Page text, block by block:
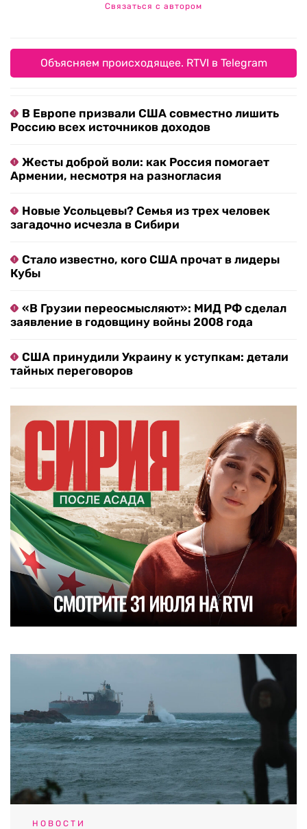
Связаться с автором
Объясняем происходящее. RTVI в Telegram
В Европе призвали США совместно лишить
Россию всех источников доходов
Жесты доброй воли: как Россия помогает
Армении, несмотря на разногласия
Новые Усольцевы? Семья из трех человек
загадочно исчезла в Сибири
Стало известно, кого США прочат в лидеры
Кубы
«В Грузии переосмысляют»: МИД РФ сделал
заявление в годовщину войны 2008 года
США принудили Украину к уступкам: детали
тайных переговоров
НОВОСТИ